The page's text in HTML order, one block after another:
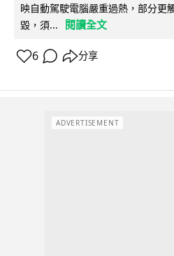
映自動駕駛電腦嚴重過熱，部分更
毀，須...
閱讀全文
6 分享
ADVERTISEMENT